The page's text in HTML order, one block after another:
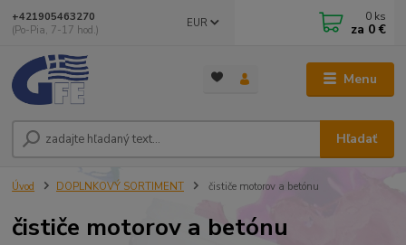
Menu
EUR
Hľadať
+421905463270
(Po-Pia, 7-17 hod.)
0 ks
za 0 €
Úvod DOPLNKOVÝ SORTIMENT čističe motorov a betónu
čističe motorov a betónu